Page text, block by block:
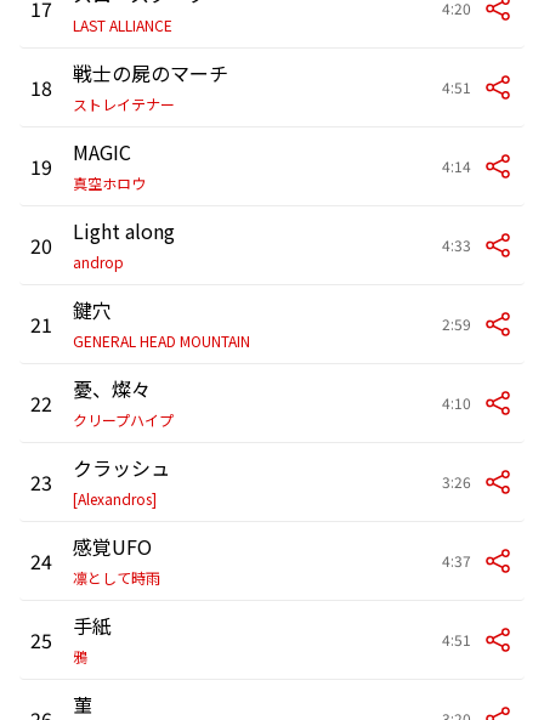
17
LAST ALLIANCE
4:20
18 戦士の屍のマーチ
ストレイテナー
4:51
19 MAGIC
真空ホロウ
4:14
20 Light along
androp
4:33
21 鍵穴
GENERAL HEAD MOUNTAIN
2:59
22 憂、燦々
クリープハイプ
4:10
23 クラッシュ
[Alexandros]
3:26
24 感覚UFO
凛として時雨
4:37
25 手紙
鴉
4:51
菫